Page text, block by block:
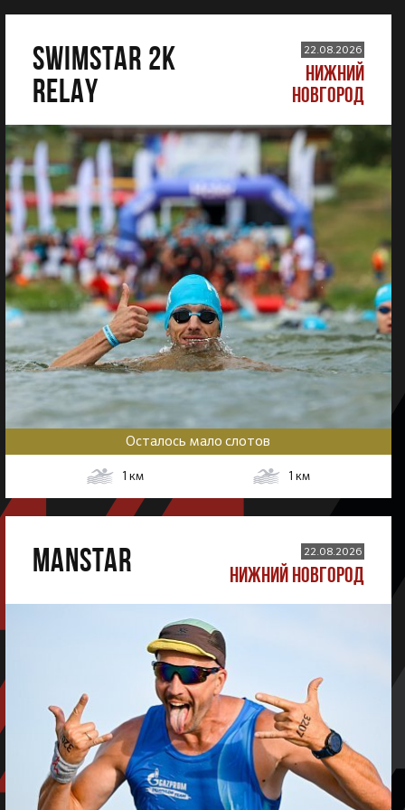
SWIMSTAR 2K
RELAY
22.08.2026
НИЖНИЙ
НОВГОРОД
Осталось мало слотов
1 км 1 км
MANSTAR 22.08.2026
НИЖНИЙ НОВГОРОД